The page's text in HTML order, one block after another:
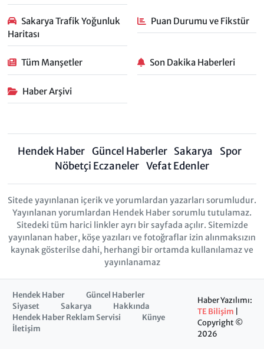
Sakarya Trafik Yoğunluk
Haritası
Puan Durumu ve Fikstür
Tüm Manşetler Son Dakika Haberleri
Haber Arşivi
Hendek Haber Güncel Haberler Sakarya
Spor
Nöbetçi Eczaneler Vefat Edenler
Sitede yayınlanan içerik ve yorumlardan yazarları sorumludur.
Yayınlanan yorumlardan Hendek Haber sorumlu tutulamaz.
Sitedeki tüm harici linkler ayrı bir sayfada açılır. Sitemizde
yayınlanan haber, köşe yazıları ve fotoğraflar izin alınmaksızın
kaynak gösterilse dahi, herhangi bir ortamda kullanılamaz ve
yayınlanamaz
Hendek Haber
Güncel Haberler
Siyaset
Sakarya
Hakkında
Hendek Haber Reklam Servisi
Künye
İletişim
Haber Yazılımı:
TE Bilişim
Copyright ©
2026